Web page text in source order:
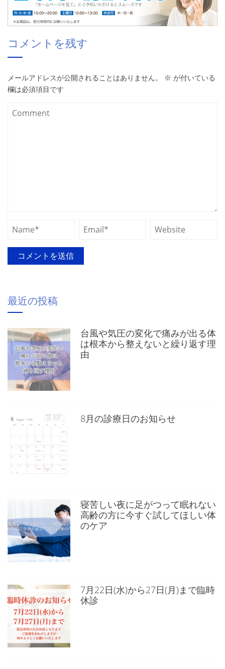
コメントを残す
メールアドレスが公開されることはありません。 ※ が付いている
欄は必須項目です
最近の投稿
台風や気圧の変化で痛みが出る体
は根本から整えないと繰り返す理
由
8月の診療日のお知らせ
寝苦しい夜に足がつって眠れない
高齢の方に今すぐ試してほしい体
のケア
7月22日(水)から27日(月)まで臨時
休診